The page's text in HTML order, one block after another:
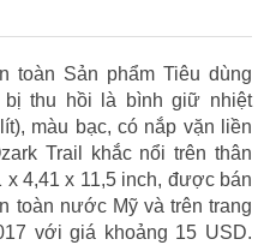
toàn Sản phẩm Tiêu dùng
bị thu hồi là bình giữ nhiệt
màu bạc, có nắp vặn liền
Trail khắc nổi trên thân
4,41 x 11,5 inch, được bán
toàn nước Mỹ và trên trang
với giá khoảng 15 USD.